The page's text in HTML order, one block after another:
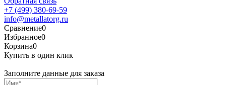
+7 (499) 380-69-59
info@metallatorg.ru
Сравнение0
Избранное0
Корзина0
Купить в один клик
Заполните данные для заказа